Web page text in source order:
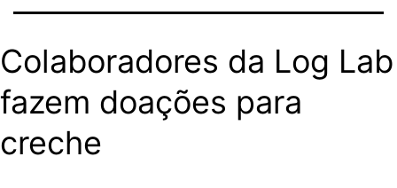
Colaboradores da Log Lab
fazem doações para
creche